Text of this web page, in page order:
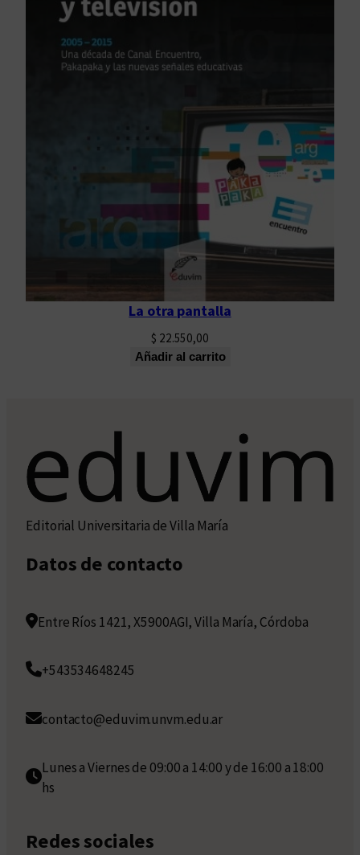
La otra pantalla
$ 22.550,00
Añadir al carrito
Editorial Universitaria de Villa María
Datos de contacto
Entre Ríos 1421, X5900AGI, Villa María, Córdoba
+543534648245
contacto@eduvim.unvm.edu.ar
Lunes a Viernes de 09:00 a 14:00 y de 16:00 a 18:00
hs
Redes sociales